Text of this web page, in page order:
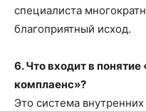
специалиста
благоприятный исход.
6. Что входит в
комплаенс»?
Это система